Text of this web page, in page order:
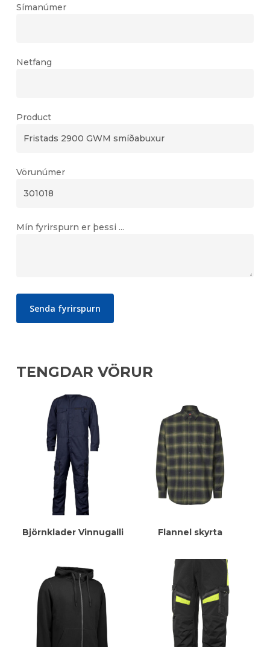
Símanúmer
Netfang
Product
Vörunúmer
Mín fyrirspurn er þessi ...
TENGDAR VÖRUR
Meiri Upplýsingar
Björnklader Vinnugalli Meiri Upplýsingar
Flannel skyrta